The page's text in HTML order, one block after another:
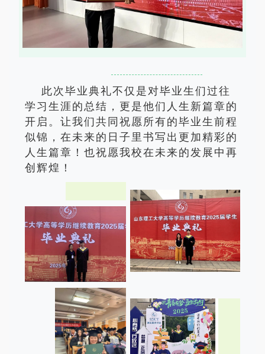
此次毕业典礼不仅是对毕业生们过往
学习生涯的总结，更是他们人生新篇章的
开启。让我们共同祝愿所有的毕业生前程
似锦，在未来的日子里书写出更加精彩的
人生篇章！也祝愿我校在未来的发展中再
创辉煌！